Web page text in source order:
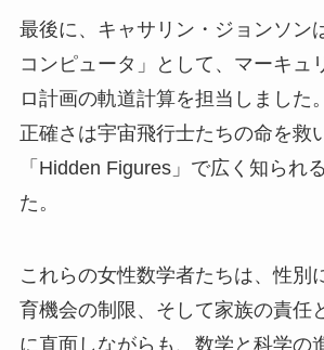
最後に、キャサリン・ジョンソン
コンピュータ」として、マーキュ
ロ計画の軌道計算を担当しました
正確さは宇宙飛行士たちの命を救
「Hidden Figures」で広く知られ
た。
これらの女性数学者たちは、性別
育機会の制限、そして家族の責任
に直面しながらも、数学と科学の